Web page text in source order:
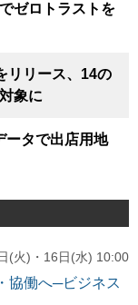
ゼロトラストを
リリース、14の
象に
ータで出店用地
(火)・16日(水) 10:00
協働へ─ビジネス